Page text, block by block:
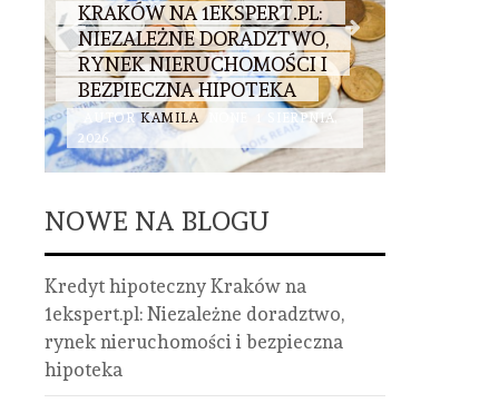
KRAKÓW NA 1EKSPERT.PL:
NIEZALEŻNE DORADZTWO,
RYNEK NIERUCHOMOŚCI I
BEZPIECZNA HIPOTEKA
AUTOR KAMILA
1 SIERPNIA,
2026
NOWE NA BLOGU
Kredyt hipoteczny Kraków na
1ekspert.pl: Niezależne doradztwo,
rynek nieruchomości i bezpieczna
hipoteka